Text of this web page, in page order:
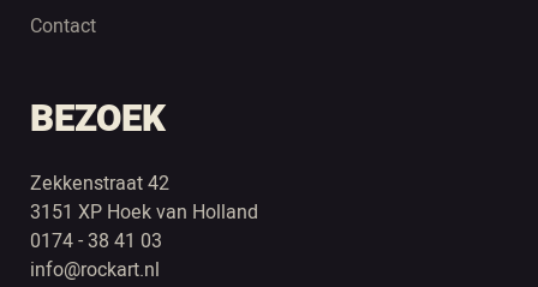
Contact
BEZOEK
Zekkenstraat 42
3151 XP Hoek van Holland
0174 - 38 41 03
info@rockart.nl